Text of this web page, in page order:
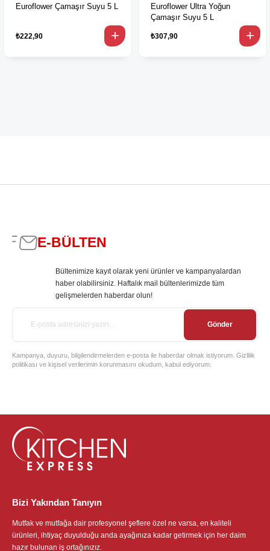
Euroflower Çamaşır Suyu 5 L
₺222,90
Euroflower Ultra Yoğun
Çamaşır Suyu 5 L
₺307,90
E-BÜLTEN
Bültenimize kayıt olarak yeni ürünler ve kampanyalardan
haber olabilirsiniz. Haftalık mail bültenlerimizde tüm
gelişmelerden haberdar olun!
Gönder
Kampanya, duyuru, bilgilendirmelerden e-posta ile haberdar olmak istiyorum. Gizlilik
politikası ve kişisel verilerimin korunmasını okudum, kabul ediyorum.
Bizi Yakından Tanıyın
Mutfak ve mutfağa dair profesyonel şeflere özel ne varsa, en kaliteli
ürünleri, ihtiyaç duyulduğu anda ayağınıza kadar getirmek için her daim
hazır bulunan iş ortağınızız.